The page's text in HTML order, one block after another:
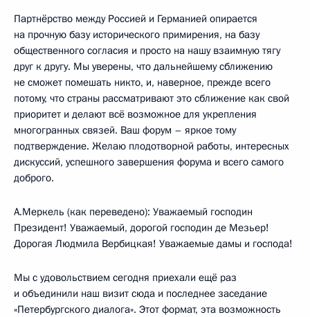
Партнёрство между Россией и Германией опирается
на прочную базу исторического примирения, на базу
общественного согласия и просто на нашу взаимную тягу
друг к другу. Мы уверены, что дальнейшему сближению
не сможет помешать никто, и, наверное, прежде всего
потому, что страны рассматривают это сближение как свой
приоритет и делают всё возможное для укрепления
многогранных связей. Ваш форум – яркое тому
подтверждение. Желаю плодотворной работы, интересных
дискуссий, успешного завершения форума и всего самого
доброго.
А.Меркель (как переведено): Уважаемый господин
Президент! Уважаемый, дорогой господин де Мезьер!
Дорогая Людмила Вербицкая! Уважаемые дамы и господа!
Мы с удовольствием сегодня приехали ещё раз
и объединили наш визит сюда и последнее заседание
«Петербургского диалога». Этот формат, эта возможность